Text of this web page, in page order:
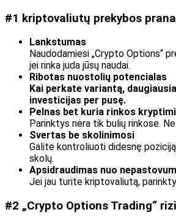
#1 kriptovaliutų prekybos
Lankstumas
Naudodamiesi „Crypto Options“
jei rinka juda jūsų naudai.
Ribotas nuostolių potencialas
Kai perkate variantą,
investicijas per pusę.
Pelnas bet kuria rinkos kryptimi
Parinktys nėra tik bulių rinkose.
Svertas be skolinimosi
Galite kontroliuoti didesnę
skolų.
Apsidraudimas nuo
Jei jau turite kriptovaliutą,
#2 „Crypto Options Trading“